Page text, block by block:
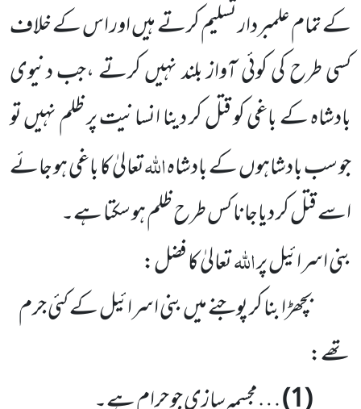
کے تمام علمبردار تسلیم کرتے ہیں اور اس کے خلاف
کسی طرح کی کوئی آواز بلند نہیں کرتے ،جب دنیوی
بادشاہ کے باغی کو قتل کر دینا انسانیت پر ظلم نہیں تو
جو سب بادشاہوں کے بادشاہاللہتعالیٰ کا باغی ہو جائے
اسے قتل کر دیاجانا کس طرح ظلم ہو سکتا ہے۔
بنی اسرائیل پراللہتعالیٰ کا فضل:
بچھڑا بنا کر پوجنے میں بنی اسرائیل کے کئی جرم
تھے: